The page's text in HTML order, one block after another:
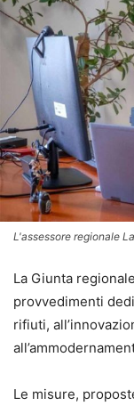
L'assessore regionale
La Giunta
provvedimenti
rifiuti,
Le misure,